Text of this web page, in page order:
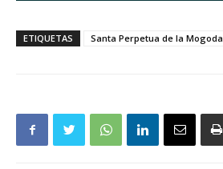
ETIQUETAS Santa Perpetua de la Mogoda